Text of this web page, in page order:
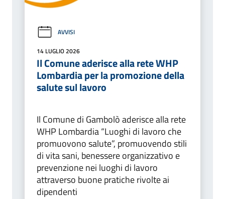
AVVISI
14 LUGLIO 2026
Il Comune aderisce alla rete WHP
Lombardia per la promozione della
salute sul lavoro
Il Comune di Gambolò aderisce alla rete
WHP Lombardia “Luoghi di lavoro che
promuovono salute”, promuovendo stili
di vita sani, benessere organizzativo e
prevenzione nei luoghi di lavoro
attraverso buone pratiche rivolte ai
dipendenti